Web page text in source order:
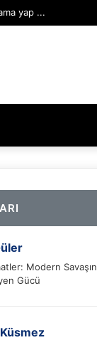
Modern Savaşın
Gücü